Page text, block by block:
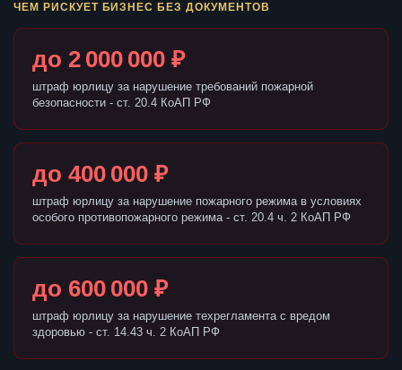
ЧЕМ РИСКУЕТ БИЗНЕС БЕЗ ДОКУМЕНТОВ
до 2 000 000 ₽
штраф юрлицу за нарушение требований пожарной
безопасности - ст. 20.4 КоАП РФ
до 400 000 ₽
штраф юрлицу за нарушение пожарного режима в условиях
особого противопожарного режима - ст. 20.4 ч. 2 КоАП РФ
до 600 000 ₽
штраф юрлицу за нарушение техрегламента с вредом
здоровью - ст. 14.43 ч. 2 КоАП РФ